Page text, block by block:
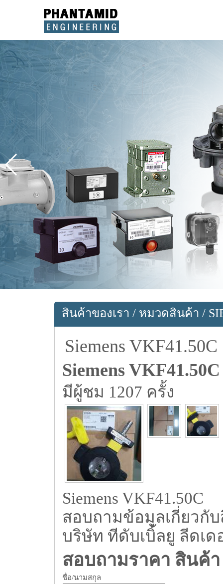
สินค้าของเรา / หมวดสินค้า /
Siemens VKF41.50C
Siemens VKF41.50C
มีผู้ชม 1207 ครั้ง
Siemens VKF41.50C
สอบถามข้อมูลเกี่ยวกับ
บริษัท ทีดับเบิ้ลยู ลีดเด
สอบถามราคา สินค้า
ชื่อ/นามสกุล